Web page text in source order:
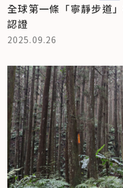
全球第一條「寧靜步道
認證
2025.09.26